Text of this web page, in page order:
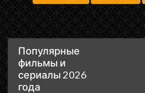
Популярные
фильмы и
сериалы 2026
года